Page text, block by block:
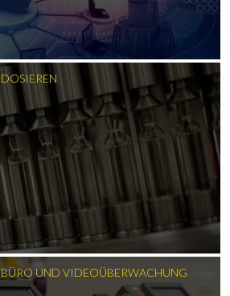
DOSIEREN
BÜRO UND VIDEOÜBERWACHUNG